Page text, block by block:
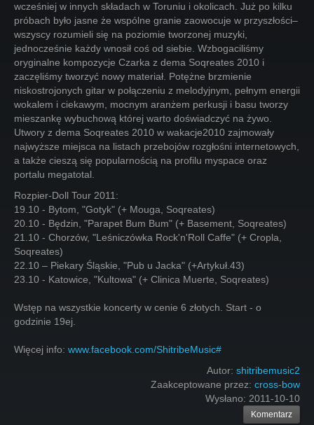
wcześniej w innych składach w Toruniu i okolicach. Już po kilku
próbach było jasne że wspólne granie zaowocuje w przyszłości–
wszyscy rozumieli się na poziomie tworzonej muzyki,
jednocześnie każdy wnosił coś od siebie. Wzbogaciliśmy
oryginalne kompozycje Czarka z dema Soqreates 2010 i
zaczęliśmy tworzyć nowy materiał. Potężne brzmienie
niskostrojonych gitar w połączeniu z melodyjnym, pełnym energii
wokalem i ciekawym, mocnym aranżem perkusji i basu tworzy
mieszankę wybuchową której warto doświadczyć na żywo.
Utwory z dema Soqreates 2010 w wakacje2010 zajmowały
najwyższe miejsca na listach przebojów rozgłośni internetowych,
a także cieszą się popularnością na profilu myspace oraz
portalu megatotal.
Rozpier-Doll Tour 2011:
19.10 - Bytom, "Gotyk" (+ Mouga, Soqreates)
20.10 - Będzin, "Parapet Bum Bum" (+ Basement, Soqreates)
21.10 - Chorzów, "Leśniczówka Rock'n'Roll Caffe" (+ Cropla,
Soqreates)
22.10 – Piekary Śląskie, "Pub u Jacka" (+Artykuł.43)
23.10 - Katowice, "Kultowa" (+ Clinica Muerte, Soqreates)
Wstęp na wszystkie koncerty w cenie 6 złotych. Start - o
godzinie 19ej.
Więcej info: www.facebook.com/ShitribeMusic#
Autor: shitribemusic2
Zaakceptowane przez: cross-bow
Wysłano: 2011-10-10
Komentarz